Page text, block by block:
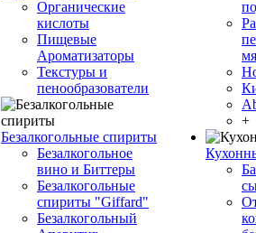
Органические
кислоты
Пищевые
Ароматизаторы
Текстуры и
пенообразователи
Безалкогольные спириты
Безалкогольное
вино и Биттеры
Безалкогольные
спириты "Giffard"
Безалкогольный
+